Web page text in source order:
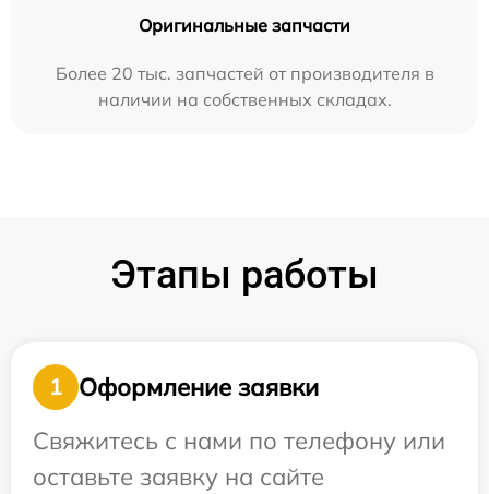
Оригинальные запчасти
Более 20 тыс. запчастей от производителя в
наличии на собственных складах.
Этапы работы
1
Оформление заявки
Свяжитесь с нами по телефону или
оставьте заявку на сайте